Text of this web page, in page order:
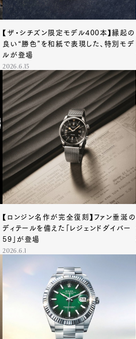
【ザ・シチズン限定モデル400本】縁起の
良い“勝色”を和紙で表現した、特別モデ
ルが登場
2026.6.15
【ロンジン名作が完全復刻】ファン垂涎の
ディテールを備えた「レジェンドダイバー
59」が登場
2026.6.1